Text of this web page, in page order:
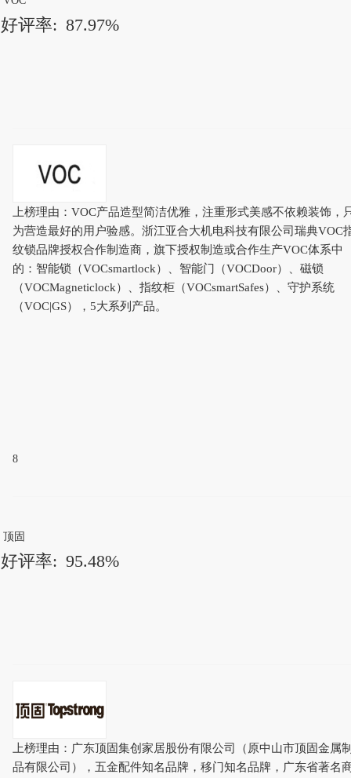
好评率: 87.97%
上榜理由：VOC产品造型简洁优雅，注重形式美感不依赖装饰，
为营造最好的用户验感。浙江亚合大机电科技有限公司瑞典VOC
纹锁品牌授权合作制造商，旗下授权制造或合作生产VOC体系中
的：智能锁（VOCsmartlock）、智能门（VOCDoor）、磁锁
（VOCMagneticlock）、指纹柜（VOCsmartSafes）、守护系统
（VOC|GS），5大系列产品。
8
顶固
好评率: 95.48%
上榜理由：广东顶固集创家居股份有限公司（原中山市顶固金属
品有限公司），五金配件知名品牌，移门知名品牌，广东省著名